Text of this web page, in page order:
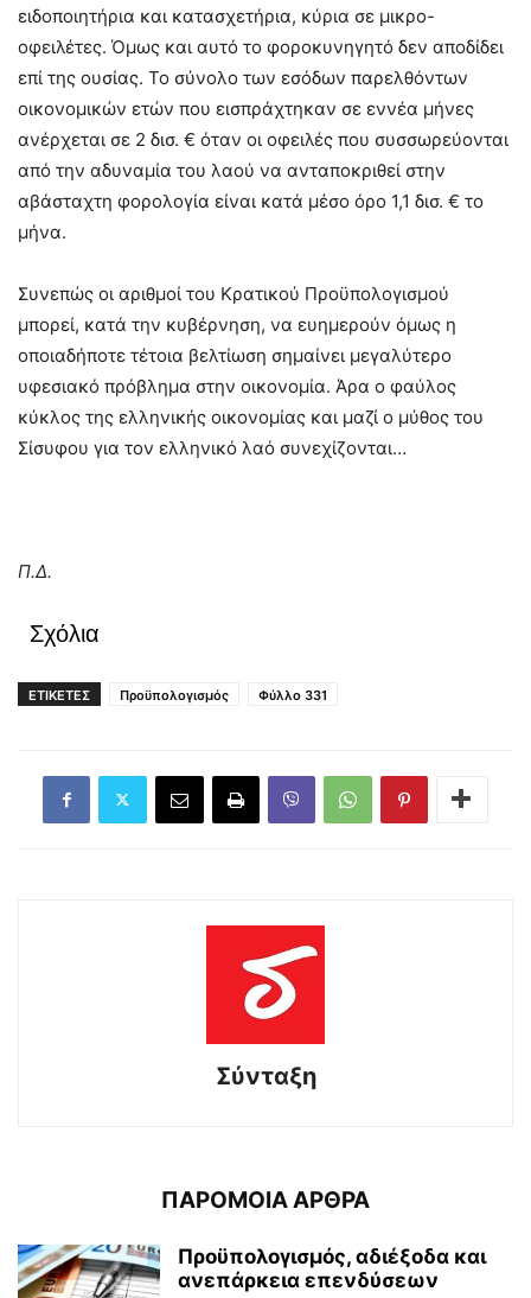
ειδοποιητήρια και κατασχετήρια, κύρια σε μικρο-
οφειλέτες. Όμως και αυτό το φοροκυνηγητό δεν αποδίδει
επί της ουσίας. Το σύνολο των εσόδων παρελθόντων
οικονομικών ετών που εισπράχτηκαν σε εννέα μήνες
ανέρχεται σε 2 δισ. € όταν οι οφειλές που συσσωρεύονται
από την αδυναμία του λαού να ανταποκριθεί στην
αβάσταχτη φορολογία είναι κατά μέσο όρο 1,1 δισ. € το
μήνα.
Συνεπώς οι αριθμοί του Κρατικού Προϋπολογισμού
μπορεί, κατά την κυβέρνηση, να ευημερούν όμως η
οποιαδήποτε τέτοια βελτίωση σημαίνει μεγαλύτερο
υφεσιακό πρόβλημα στην οικονομία. Άρα ο φαύλος
κύκλος της ελληνικής οικονομίας και μαζί ο μύθος του
Σίσυφου για τον ελληνικό λαό συνεχίζονται…
Π.Δ.
Σχόλια
ΕΤΙΚΕΤΕΣ Προϋπολογισμός Φύλλο 331
Σύνταξη
ΠΑΡΟΜΟΙΑ ΑΡΘΡΑ
Προϋπολογισμός, αδιέξοδα και
ανεπάρκεια επενδύσεων